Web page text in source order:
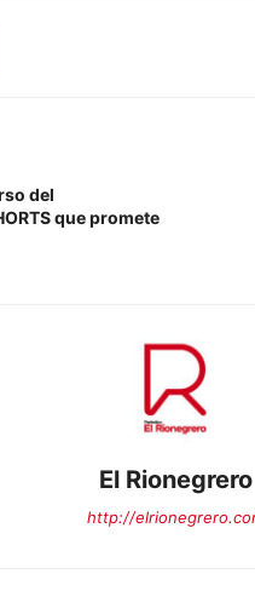
del
que promete
El Rionegrero
http://